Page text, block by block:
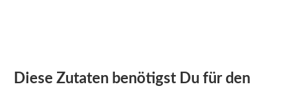
Diese Zutaten benötigst Du für den